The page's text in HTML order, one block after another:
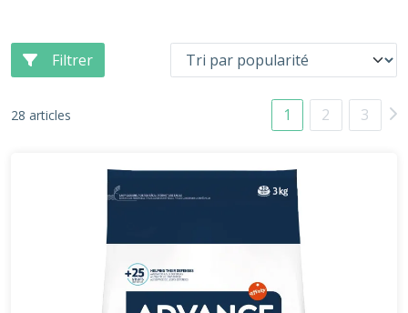
Filtrer
28 articles 1 2 3